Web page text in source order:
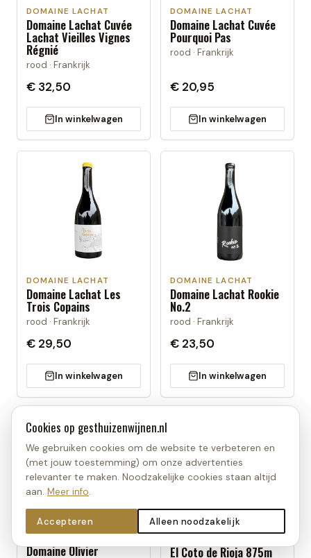
DOMAINE LACHAT
Domaine Lachat Cuvée
Lachat Vieilles Vignes
Régnié
rood · Frankrijk
€ 32,50
In winkelwagen
DOMAINE LACHAT
Domaine Lachat Cuvée
Pourquoi Pas
rood · Frankrijk
€ 20,95
In winkelwagen
DOMAINE LACHAT
Domaine Lachat Les
Trois Copains
rood · Frankrijk
€ 29,50
In winkelwagen
DOMAINE LACHAT
Domaine Lachat Rookie
No.2
rood · Frankrijk
€ 23,50
In winkelwagen
Domaine Olivier El Coto de Rioja 875m
Cookies op gesthuizenwijnen.nl
We gebruiken cookies om de website te verbeteren en
(met jouw toestemming) om onze advertenties
relevanter te maken. Noodzakelijke cookies staan altijd
aan. Meer info.
Accepteren Alleen noodzakelijk